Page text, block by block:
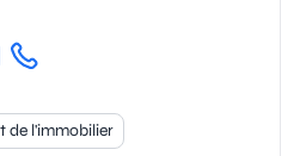
de l'immobilier